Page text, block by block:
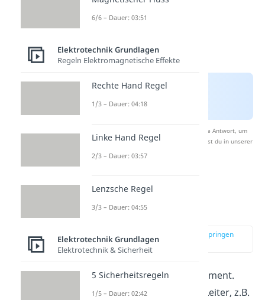
Nach Beantwortung speichern wir deine Antwort, um
Studyflix zu verbessern. Mehr dazu erfährst du in unserer
Datenschutzerklärung
Leiterschleife im
Magnetfeld
zur Stelle im Video springen
(01:26)
Machen wir nun ein Experiment.
Dazu brauchen wir einen Leiter, z.B.
6/6 – Dauer: 03:51
Elektrotechnik Grundlagen
Regeln Elektromagnetische Effekte
Rechte Hand Regel
1/3 – Dauer: 04:18
Linke Hand Regel
2/3 – Dauer: 03:57
Lenzsche Regel
3/3 – Dauer: 04:55
Elektrotechnik Grundlagen
Elektrotechnik & Sicherheit
5 Sicherheitsregeln
1/5 – Dauer: 02:42